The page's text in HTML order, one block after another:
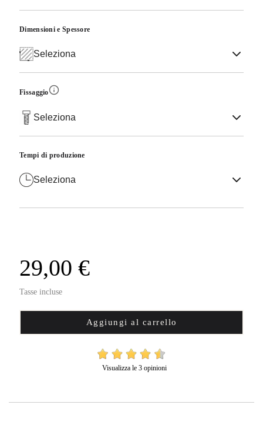
Dimensioni e Spessore
Seleziona
Fissaggio
Seleziona
Tempi di produzione
Seleziona
29,00 €
Tasse incluse
Aggiungi al carrello
Visualizza le 3 opinioni